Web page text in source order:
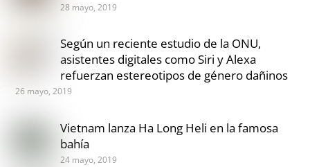
28 mayo, 2019
Según un reciente estudio de la ONU,
asistentes digitales como Siri y Alexa
refuerzan estereotipos de género dañinos
26 mayo, 2019
Vietnam lanza Ha Long Heli en la famosa
bahía
24 mayo, 2019